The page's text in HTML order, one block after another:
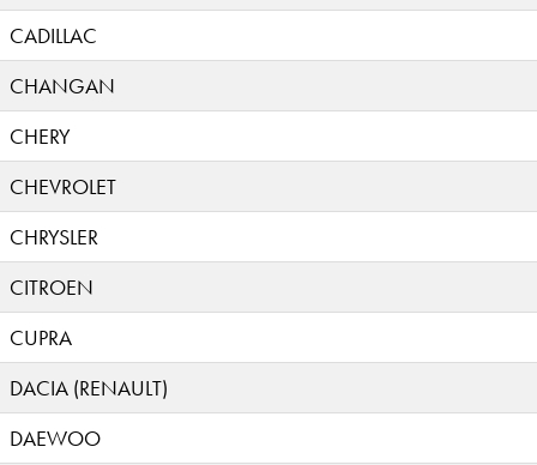
CADILLAC
CHANGAN
CHERY
CHEVROLET
CHRYSLER
CITROEN
CUPRA
DACIA (RENAULT)
DAEWOO